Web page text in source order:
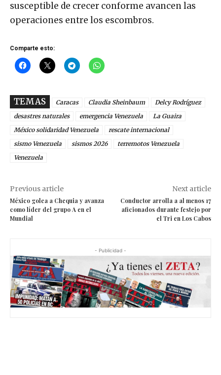
susceptible de crecer conforme avancen las
operaciones entre los escombros.
Comparte esto:
TEMAS Caracas Claudia Sheinbaum
Delcy Rodríguez
desastres naturales
emergencia Venezuela
La Guaira
México solidaridad Venezuela
rescate internacional
sismo Venezuela
sismos 2026
terremotos Venezuela
Venezuela
Previous article
México golea a Chequia y avanza
como líder del grupo A en el
Mundial
Next article
Conductor arrolla a al menos 17
aficionados durante festejo por
el Tri en Los Cabos
- Publicidad -